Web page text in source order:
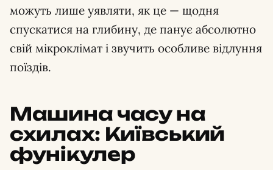
можуть лише уявляти, як це — щодня
спускатися на глибину, де панує абсолютно
свій мікроклімат і звучить особливе відлуння
поїздів.
Машина часу на
схилах: Київський
фунікулер